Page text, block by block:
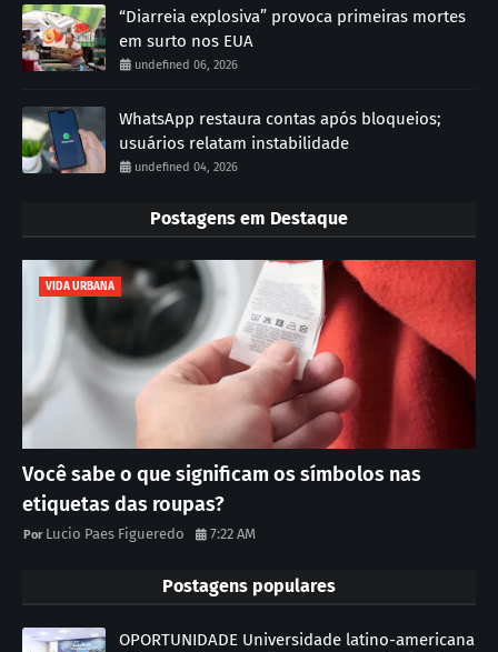
“Diarreia explosiva” provoca primeiras mortes
em surto nos EUA
undefined 06, 2026
WhatsApp restaura contas após bloqueios;
usuários relatam instabilidade
undefined 04, 2026
Postagens em Destaque
VIDA URBANA
Você sabe o que significam os símbolos nas
etiquetas das roupas?
Lucio Paes Figueredo 7:22 AM
Postagens populares
OPORTUNIDADE Universidade latino-americana